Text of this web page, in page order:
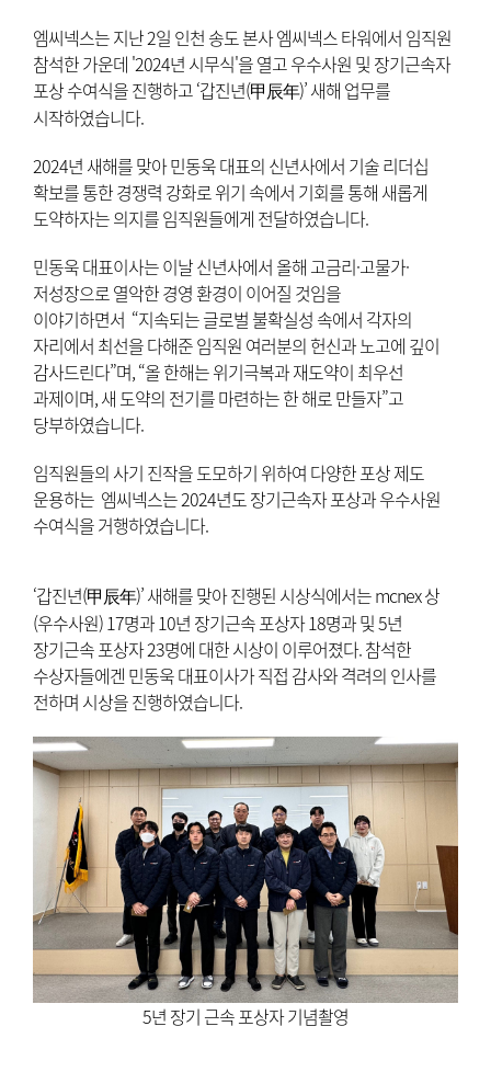
엠씨넥스는 지난 2일 인천 송도 본사 엠씨넥스 타워에서 임직원
참석한 가운데 '2024년 시무식'을 열고 우수사원 및 장기근속자
포상 수여식을 진행하고 ‘갑진년(甲辰年)’ 새해 업무를
시작하였습니다.
2024년 새해를 맞아 민동욱 대표의 신년사에서 기술 리더십
확보를 통한 경쟁력 강화로 위기 속에서 기회를 통해 새롭게
도약하자는 의지를 임직원들에게 전달하였습니다.
민동욱 대표이사는 이날 신년사에서 올해 고금리·고물가·
저성장으로 열악한 경영 환경이 이어질 것임을
이야기하면서 “지속되는 글로벌 불확실성 속에서 각자의
자리에서 최선을 다해준 임직원 여러분의 헌신과 노고에 깊이
감사드린다”며, “올 한해는 위기극복과 재도약이 최우선
과제이며, 새 도약의 전기를 마련하는 한 해로 만들자”고
당부하였습니다.
임직원들의 사기 진작을 도모하기 위하여 다양한 포상 제도
운용하는 엠씨넥스는 2024년도 장기근속자 포상과 우수사원
수여식을 거행하였습니다.
‘갑진년(甲辰年)’ 새해를 맞아 진행된 시상식에서는 mcnex 상
(우수사원) 17명과 10년 장기근속 포상자 18명과 및 5년
장기근속 포상자 23명에 대한 시상이 이루어졌다. 참석한
수상자들에겐 민동욱 대표이사가 직접 감사와 격려의 인사를
전하며 시상을 진행하였습니다.
5년 장기 근속 포상자 기념촬영